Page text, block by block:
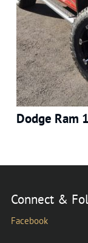
Dodge Ram
Connect &
Facebook